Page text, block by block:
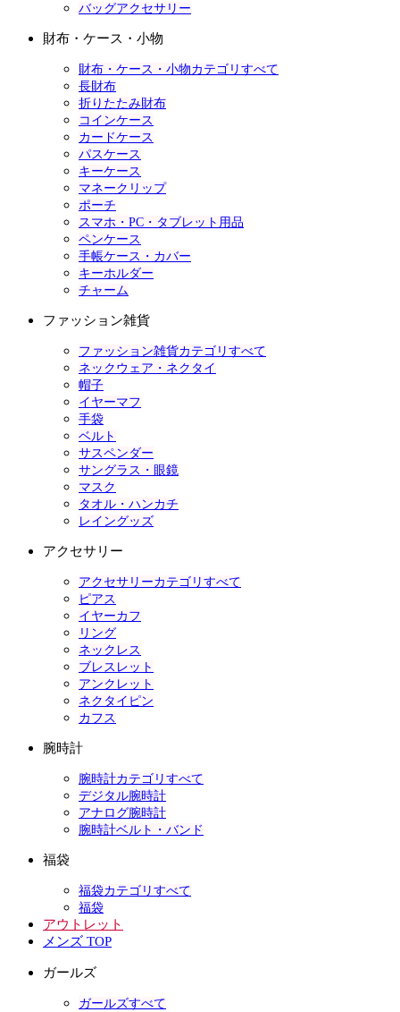
バッグアクセサリー
財布・ケース・小物
財布・ケース・小物カテゴリすべて
長財布
折りたたみ財布
コインケース
カードケース
パスケース
キーケース
マネークリップ
ポーチ
スマホ・PC・タブレット用品
ペンケース
手帳ケース・カバー
キーホルダー
チャーム
ファッション雑貨
ファッション雑貨カテゴリすべて
ネックウェア・ネクタイ
帽子
イヤーマフ
手袋
ベルト
サスペンダー
サングラス・眼鏡
マスク
タオル・ハンカチ
レイングッズ
アクセサリー
アクセサリーカテゴリすべて
ピアス
イヤーカフ
リング
ネックレス
ブレスレット
アンクレット
ネクタイピン
カフス
腕時計
腕時計カテゴリすべて
デジタル腕時計
アナログ腕時計
腕時計ベルト・バンド
福袋
福袋カテゴリすべて
福袋
アウトレット
メンズ TOP
ガールズ
ガールズすべて